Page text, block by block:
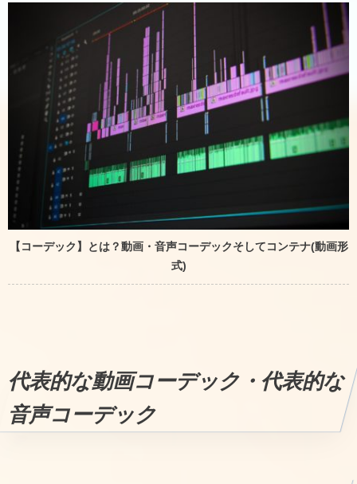
【コーデック】とは？動画・音声コーデックそしてコンテナ(動画形
式)
代表的な動画コーデック・代表的な
音声コーデック